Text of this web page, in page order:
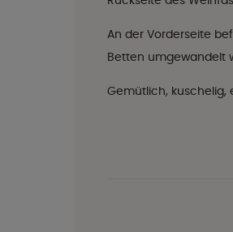
An der Vorderseite
Betten umgewandelt
Gemütlich, kuschelig,